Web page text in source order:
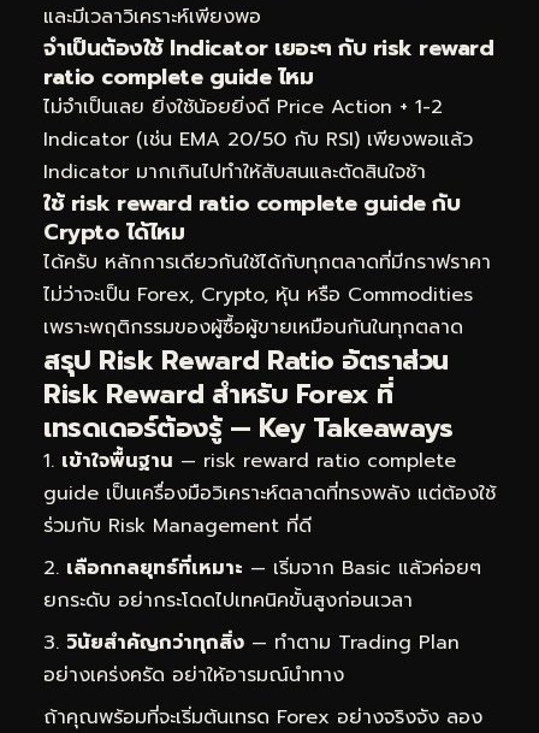
และมีเวลาวิเคราะห์เพียงพอ
จำเป็นต้องใช้ Indicator เยอะๆ กับ risk reward
ratio complete guide ไหม
ไม่จำเป็นเลย ยิ่งใช้น้อยยิ่งดี Price Action + 1-2
Indicator (เช่น EMA 20/50 กับ RSI) เพียงพอแล้ว
Indicator มากเกินไปทำให้สับสนและตัดสินใจช้า
ใช้ risk reward ratio complete guide กับ
Crypto ได้ไหม
ได้ครับ หลักการเดียวกันใช้ได้กับทุกตลาดที่มีกราฟราคา
ไม่ว่าจะเป็น Forex, Crypto, หุ้น หรือ Commodities
เพราะพฤติกรรมของผู้ซื้อผู้ขายเหมือนกันในทุกตลาด
สรุป Risk Reward Ratio อัตราส่วน
Risk Reward สำหรับ Forex ที่
เทรดเดอร์ต้องรู้ — Key Takeaways
เข้าใจพื้นฐาน — risk reward ratio complete
guide เป็นเครื่องมือวิเคราะห์ตลาดที่ทรงพลัง แต่ต้องใช้
ร่วมกับ Risk Management ที่ดี
เลือกกลยุทธ์ที่เหมาะ — เริ่มจาก Basic แล้วค่อยๆ
ยกระดับ อย่ากระโดดไปเทคนิคขั้นสูงก่อนเวลา
วินัยสำคัญกว่าทุกสิ่ง — ทำตาม Trading Plan
อย่างเคร่งครัด อย่าให้อารมณ์นำทาง
ถ้าคุณพร้อมที่จะเริ่มต้นเทรด Forex อย่างจริงจัง ลอง